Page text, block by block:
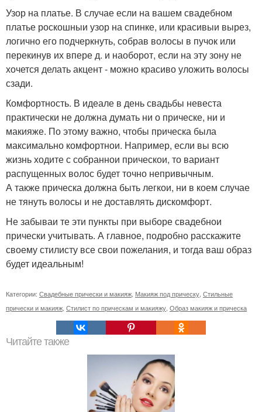
Узор на платье. В случае если на вашем свадебном
платье роскошныи узор на спинке, или красивыи вырез,
логично его подчеркнуть, собрав волосы в пучок или
перекинув их впере д. и наоборот, если на эту зону не
хочется делать акцент - можно красиво уложить волосы
сзади.
Комфортность. В идеале в день свадьбы невеста
практически не должна думать ни о прическе, ни и
макияже. По этому важно, чтобы прическа была
максимально комфортнои. Например, если вы всю
жизнь ходите с собраннои прическои, то вариант
распущенных волос будет точно непривычным.
А также прическа должна быть легкои, ни в коем случае
не тянуть волосы и не доставлять дискомфорт.
Не забываи те эти пункты при выборе свадебнои
прически учитывать. А главное, подробно расскажите
своему стилисту все свои пожелания, и тогда ваш образ
будет идеальным!
Категории: Свадебные прически и макияж Макияж под прическу Стильные
прически и макияж Стилист по прическам и макияжу Образ макияж и прическа
Читайте также